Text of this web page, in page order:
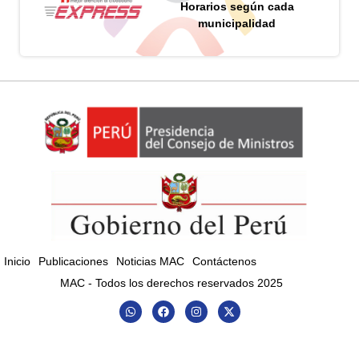
Horarios según cada
municipalidad
Inicio Publicaciones Noticias MAC
Contáctenos
MAC - Todos los derechos reservados 2025